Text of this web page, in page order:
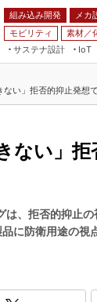
組み込み開発 メカ
モビリティ 素材／
サステナ設計
IoT
JIMTOF
IIFES
EdgeTech+
ない」拒否的抑止発想で
ない」
、拒否的抑止
に防衛用途の視